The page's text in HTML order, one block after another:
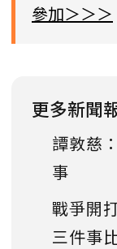
參加＞＞＞
更多新聞
譚敦慈
事
戰爭開
三件事